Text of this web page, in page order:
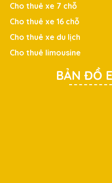
Cho thuê xe 7 chỗ
Cho thuê xe 16 chỗ
Cho thuê xe du lịch
Cho thuê limousine
BẢN ĐỒ